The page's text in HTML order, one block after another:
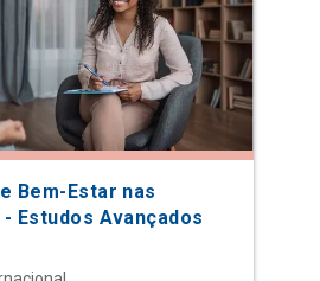
Bem-Estar nas
Estudos Avançados